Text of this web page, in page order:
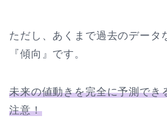
ただし、あくまで過去のデータ
『傾向』です。
未来の値動きを完全に予測でき
注意！